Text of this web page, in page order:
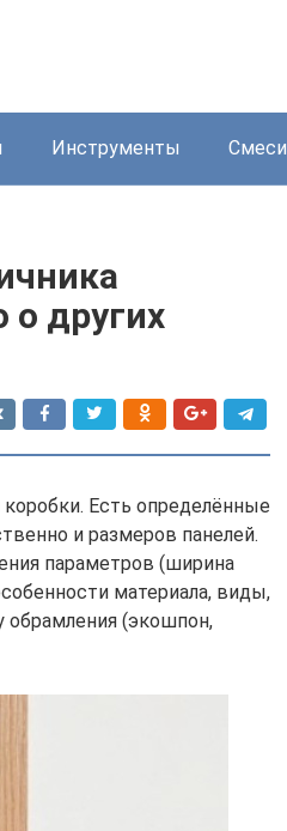
Инструменты Смеси
других
Есть определённые
и размеров панелей.
параметров (ширина
материала, виды,
обрамления (экошпон,